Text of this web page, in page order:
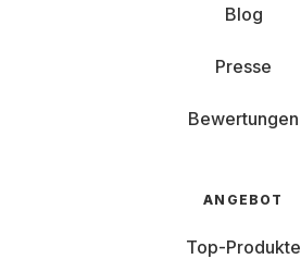
Blog
Presse
Bewertungen
ANGEBOT
Top-Produkte